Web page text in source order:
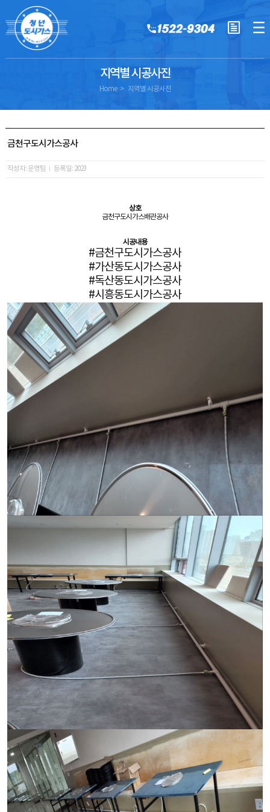
지역별 시공사진
Home 지역별 시공사진
금천구도시가스공사
작성자: 운영팀 등록일: 2023
상호
금천구도시가스배관공사
시공내용
#금천구도시가스공사
#가산동도시가스공사
#독산동도시가스공사
#시흥동도시가스공사